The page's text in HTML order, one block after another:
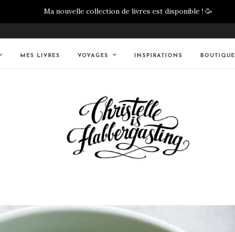
Ma nouvelle collection de livres est disponible ! 🥳
MES LIVRES VOYAGES INSPIRATIONS BOUTIQUE